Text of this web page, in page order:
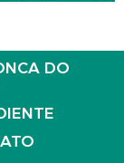
DO